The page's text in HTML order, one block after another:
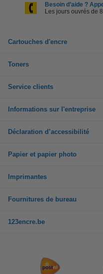
Besoin d’aide ?
Les jours ouvrés de
Cartouches d'encre
Toners
Service clients
Informations sur l'entreprise
Déclaration d’accessibilité
Papier et papier photo
Imprimantes
Fournitures de bureau
123encre.be